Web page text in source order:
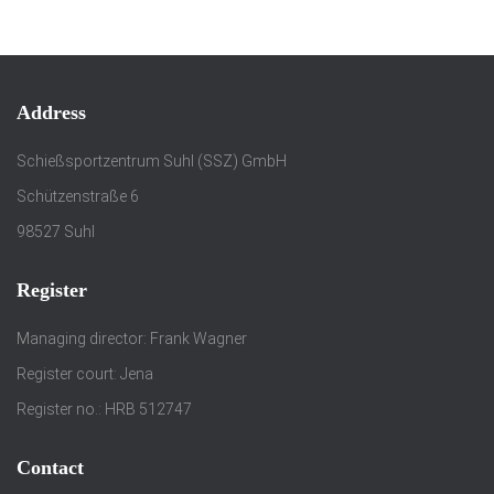
Address
Schießsportzentrum Suhl (SSZ) GmbH
Schützenstraße 6
98527 Suhl
Register
Managing director: Frank Wagner
Register court: Jena
Register no.: HRB 512747
Contact